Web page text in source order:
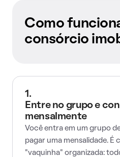
Como
consórcio
1.
Entre no grupo e
mensalmente
Você entra em um grupo
pagar uma mensalidade. É
"vaquinha" organizada: